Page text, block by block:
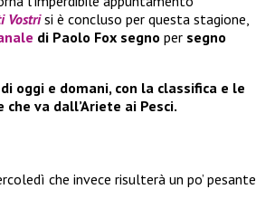
Vostrisi è concluso per questa stagione,
di Paolo Fox segno per segno
oggi e domani, con la classifica e le
va dall’Ariete ai Pesci.
che invece risulterà un po’ pesante